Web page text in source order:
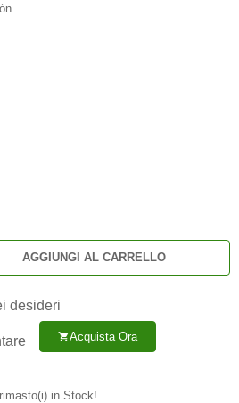
AGGIUNGI AL CARRELLO
desideri
shopping_cartAcquista Ora
in Stock!